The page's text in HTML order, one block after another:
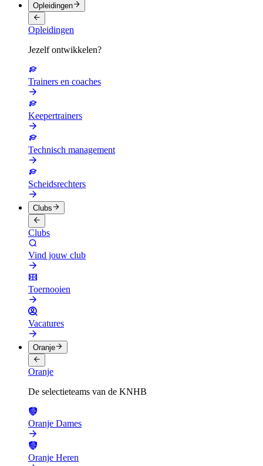
Opleidingen
Opleidingen
Jezelf ontwikkelen?
Trainers en coaches
Keepertrainers
Technisch management
Scheidsrechters
Clubs
Clubs
Vind jouw club
Toernooien
Vacatures
Oranje
Oranje
De selectieteams van de KNHB
Oranje Dames
Oranje Heren